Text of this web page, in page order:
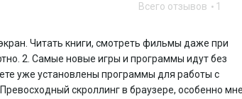
Всего отзывов 1
Читать книги, смотреть фильмы даже при
2. Самые новые игры и программы идут без
уже установлены программы для работы с
скроллинг в браузере, особенно мне